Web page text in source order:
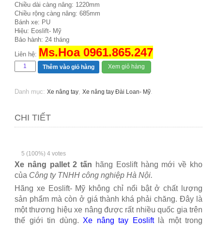
Chiều dài càng nâng: 1220mm
Chiều rộng càng nâng: 685mm
Bánh xe: PU
Hiệu: Eoslift- Mỹ
Bảo hành: 24 tháng
Liên hệ: Ms.Hoa 0961.865.247
Thêm vào giỏ hàng Xem giỏ hàng
Danh mục: Xe nâng tay, Xe nâng tay Đài Loan- Mỹ.
CHI TIẾT
5 (100%) 4 votes
Xe nâng pallet 2 tấn hãng Eoslift hàng mới về kho
của Công ty TNHH công nghiệp Hà Nội.
Hãng xe Eoslift- Mỹ không chỉ nổi bật ở chất lượng
sản phẩm mà còn ở giá thành khá phải chăng. Đây là
một thương hiệu xe nâng được rất nhiều quốc gia trên
thế giới tin dùng. Xe nâng tay Eosliftlà một trong